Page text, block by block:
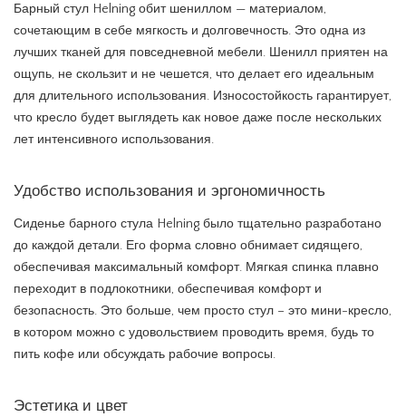
Барный стул Helning обит шениллом — материалом,
сочетающим в себе мягкость и долговечность. Это одна из
лучших тканей для повседневной мебели. Шенилл приятен на
ощупь, не скользит и не чешется, что делает его идеальным
для длительного использования. Износостойкость гарантирует,
что кресло будет выглядеть как новое даже после нескольких
лет интенсивного использования.
Удобство использования и эргономичность
Сиденье барного стула Helning было тщательно разработано
до каждой детали. Его форма словно обнимает сидящего,
обеспечивая максимальный комфорт. Мягкая спинка плавно
переходит в подлокотники, обеспечивая комфорт и
безопасность. Это больше, чем просто стул – это мини-кресло,
в котором можно с удовольствием проводить время, будь то
пить кофе или обсуждать рабочие вопросы.
Эстетика и цвет